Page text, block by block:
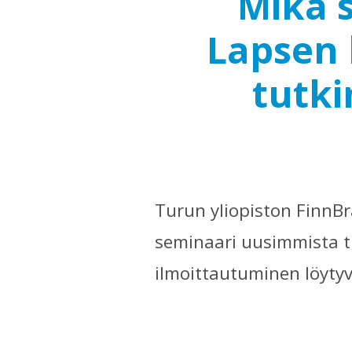
Turun yliopiston
seminaari uusimmista
ilmoittautuminen